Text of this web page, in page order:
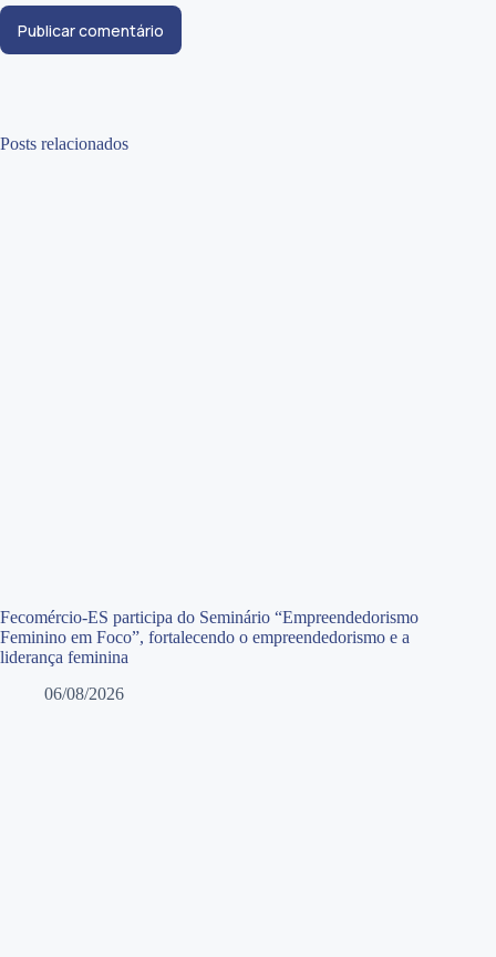
Publicar comentário
Posts relacionados
Fecomércio-ES participa do Seminário “Empreendedorismo
Feminino em Foco”, fortalecendo o empreendedorismo e a
liderança feminina
06/08/2026